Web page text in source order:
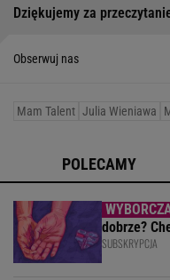
Dziękujemy za
Obserwuj nas
Mam Talent Julia Wieniawa
POLECAMY
dobrze?
SUBSKRYPCJA